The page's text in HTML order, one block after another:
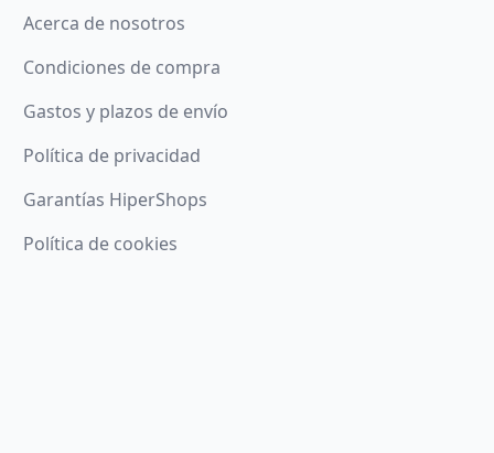
Acerca de nosotros
Condiciones de compra
Gastos y plazos de envío
Política de privacidad
Garantías HiperShops
Política de cookies